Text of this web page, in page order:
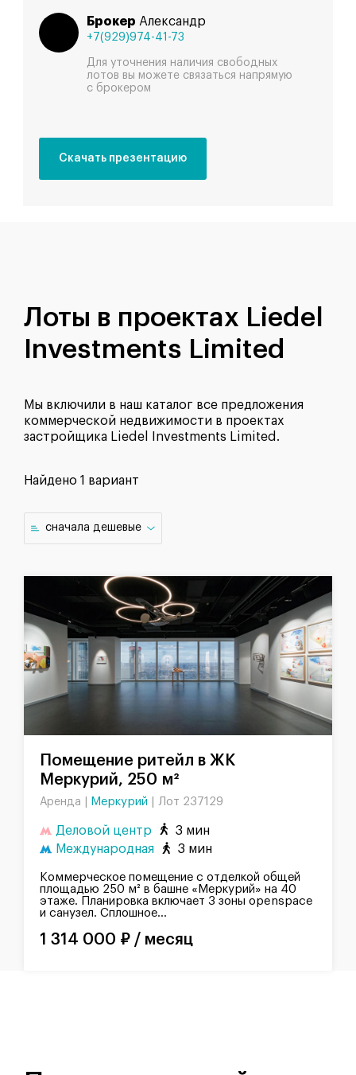
Брокер Александр
+7(929)974-41-73
Для уточнения наличия свободных
лотов вы можете связаться напрямую
с брокером
Скачать презентацию
Лоты в проектах Liedel
Investments Limited
Мы включили в наш каталог все предложения
коммерческой недвижимости в проектах
застройщика Liedel Investments Limited.
Найдено 1 вариант
cначала дешевые
Меркурий, 250 м²
Аренда | Меркурий Лот 237129
Деловой центр
3 мин
Международная
3 мин
Коммерческое помещение с отделкой общей
площадью 250 м² в башне «Меркурий» на 40
этаже. Планировка включает 3 зоны openspace
и санузел. Сплошное...
1 314 000 ₽ / месяц